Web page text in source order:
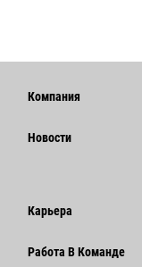
Компания
Кодекс Деловой
Новости
Карьера
Почему Caterpillar?
Работа В Команде